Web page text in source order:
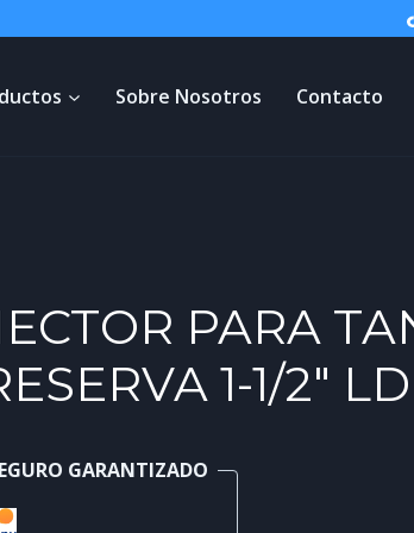
Sobre Nosotros Contacto
PARA
1-1/2″ LD
GARANTIZADO